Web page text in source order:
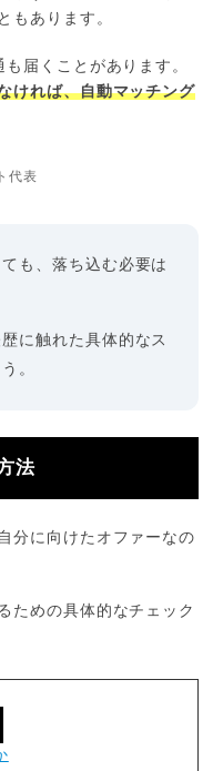
もあります。
届くことがあります。
ければ、自動マッチング
代表
も、落ち込む必要は
に触れた具体的なス
。
法
分に向けたオファーなの
ための具体的なチェック